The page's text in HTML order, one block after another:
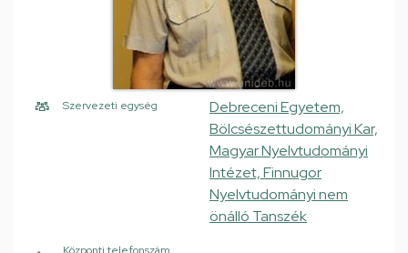
Szervezeti egység
Debreceni Egyetem,
Bölcsészettudományi Kar,
Magyar Nyelvtudományi
Intézet, Finnugor
Nyelvtudományi nem
önálló Tanszék